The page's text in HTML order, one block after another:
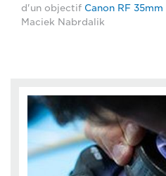
d'un objectif Canon RF
Maciek Nabrdalik